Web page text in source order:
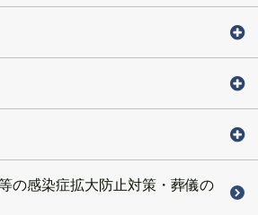
の感染症拡大防止対策・葬儀の